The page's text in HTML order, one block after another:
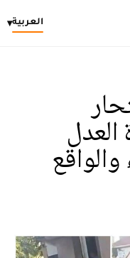
العربية▾
العدل